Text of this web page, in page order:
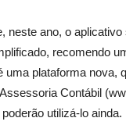
neste ano, o
recomendo
plataforma
Contábil
utilizá-lo